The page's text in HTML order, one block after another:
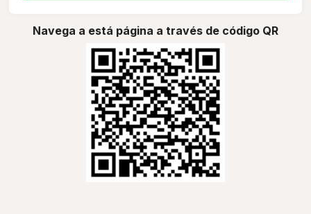
Navega a está página a través de código QR